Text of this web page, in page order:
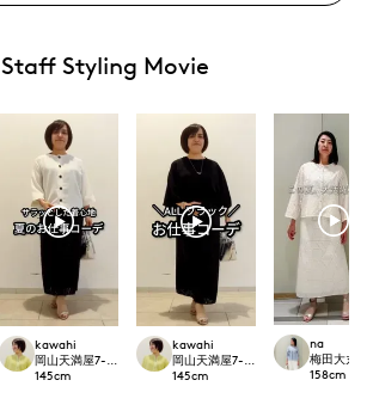
Staff Styling Movie
kawahi
岡山天満屋7-IDconcept.
145cm
kawahi
岡山天満屋7-IDconcept.
145cm
na
梅田大丸
158cm